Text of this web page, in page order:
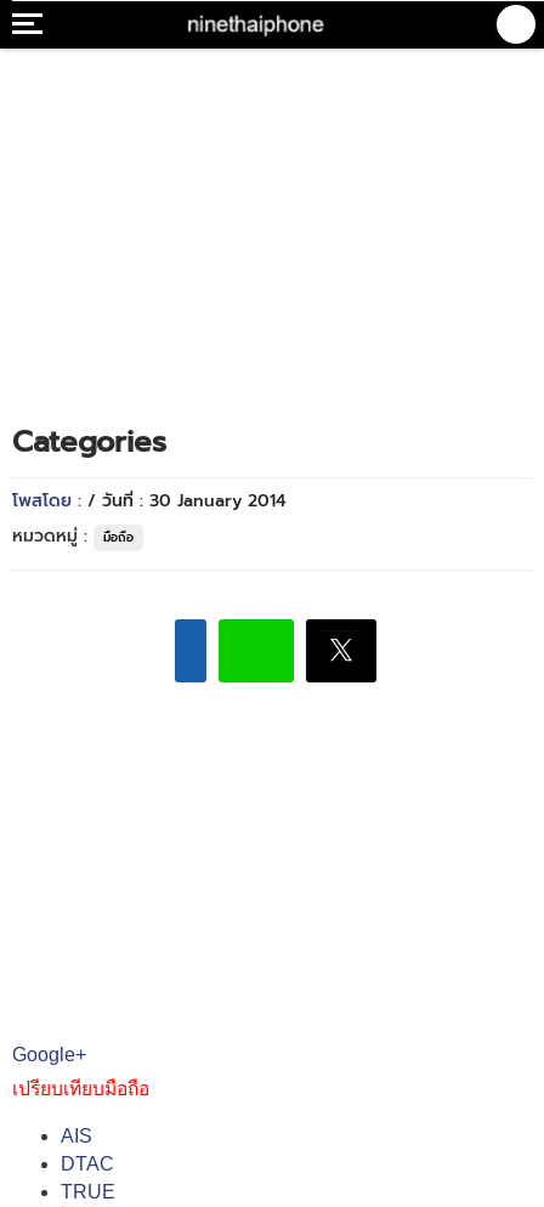
Categories
โพสโดย : / วันที่ : 30 January 2014
หมวดหมู่ :
มือถือ
Google+
เปรียบเทียบมือถือ
AIS
DTAC
TRUE